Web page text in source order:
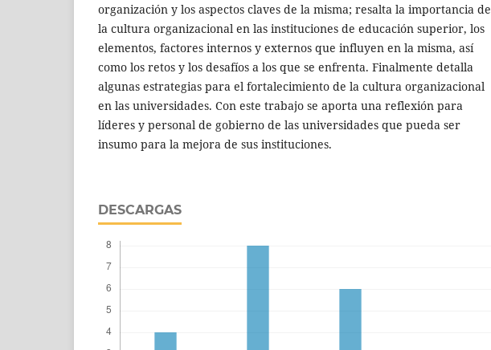
organización y los aspectos claves de la misma; resalta la importancia de
la cultura organizacional en las instituciones de educación superior, los
elementos, factores internos y externos que influyen en la misma, así
como los retos y los desafíos a los que se enfrenta. Finalmente detalla
algunas estrategias para el fortalecimiento de la cultura organizacional
en las universidades. Con este trabajo se aporta una reflexión para
líderes y personal de gobierno de las universidades que pueda ser
insumo para la mejora de sus instituciones.
DESCARGAS